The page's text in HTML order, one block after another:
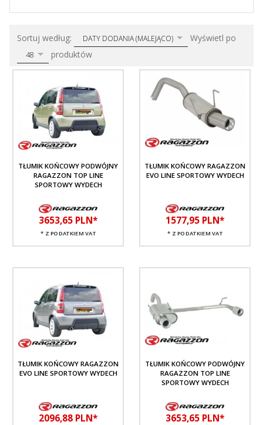
Sortuj według: sortDATY DODANIA (MALEJĄCO) Wyświetl po
48 produktów
TŁUMIK KOŃCOWY PODWÓJNY
RAGAZZON TOP LINE
SPORTOWY WYDECH
3653,65 PLN*
* Z PODATKIEM VAT
TŁUMIK KOŃCOWY RAGAZZON
EVO LINE SPORTOWY WYDECH
1577,95 PLN*
* Z PODATKIEM VAT
TŁUMIK KOŃCOWY RAGAZZON
EVO LINE SPORTOWY WYDECH
2096,88 PLN*
TŁUMIK KOŃCOWY PODWÓJNY
RAGAZZON TOP LINE
SPORTOWY WYDECH
3653,65 PLN*